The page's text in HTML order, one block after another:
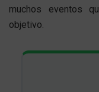
muchos eventos
objetivo.